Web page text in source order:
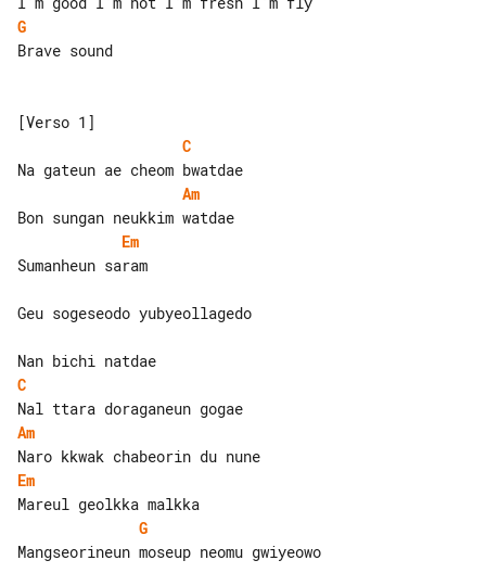
G
Brave sound
C
Am
Em
Sumanheun saram
Geu sogeseodo yubyeollagedo
C
Am
Em
G
Mangseorineun moseup neomu gwiyeowo